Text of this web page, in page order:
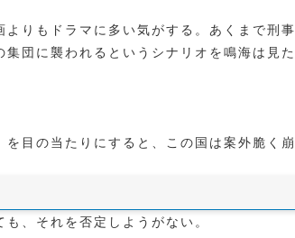
りもドラマに多い気がする。あくまで刑事
団に襲われるというシナリオを鳴海は見た
目の当たりにすると、この国は案外脆く崩
、それを否定しようがない。